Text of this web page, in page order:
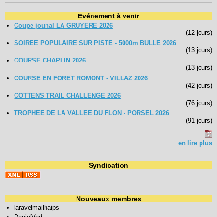
Navigation
site map
Mot de passe:
Demander un nouveau mot de passe
Evénement à venir
Coupe jounal LA GRUYERE 2026
(12 jours)
SOIREE POPULAIRE SUR PISTE - 5000m BULLE 2026
(13 jours)
COURSE CHAPLIN 2026
(13 jours)
COURSE EN FORET ROMONT - VILLAZ 2026
(42 jours)
COTTENS TRAIL CHALLENGE 2026
(76 jours)
TROPHEE DE LA VALLEE DU FLON - PORSEL 2026
(91 jours)
en lire plus
Syndication
Nouveaux membres
laravelmailhaips